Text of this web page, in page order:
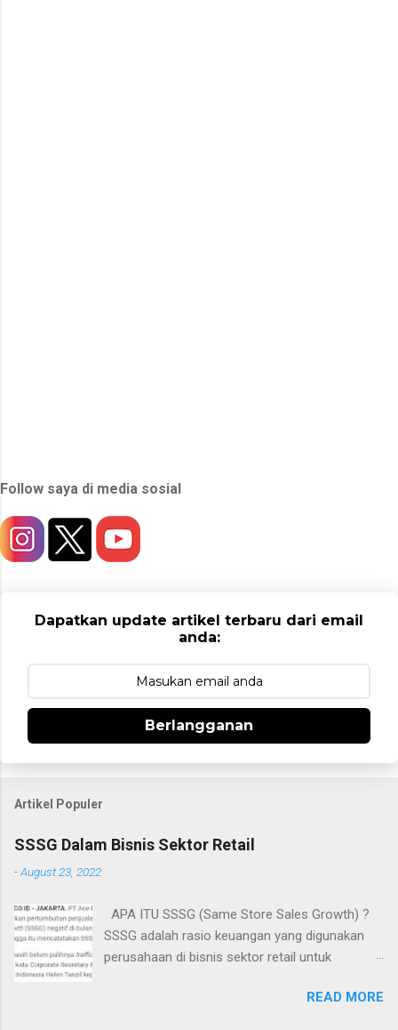
Follow saya di media sosial
Dapatkan update artikel terbaru dari email
anda:
Berlangganan
Artikel Populer
SSSG Dalam Bisnis Sektor Retail
-August 23, 2022
APA ITU SSSG (Same Store Sales Growth) ?
SSSG adalah rasio keuangan yang digunakan
perusahaan di bisnis sektor retail untuk
cabang toko yang telah beroperasi selama satu
READ MORE